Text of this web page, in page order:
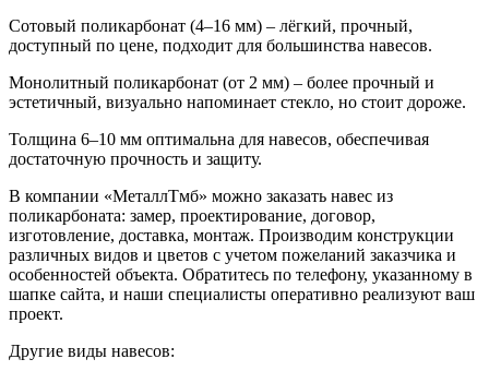
Сотовый поликарбонат (4–16 мм) – лёгкий, прочный,
доступный по цене, подходит для большинства навесов.
Монолитный поликарбонат (от 2 мм) – более прочный и
эстетичный, визуально напоминает стекло, но стоит дороже.
Толщина 6–10 мм оптимальна для навесов, обеспечивая
достаточную прочность и защиту.
В компании «МеталлТмб» можно заказать навес из
поликарбоната: замер, проектирование, договор,
изготовление, доставка, монтаж. Производим конструкции
различных видов и цветов с учетом пожеланий заказчика и
особенностей объекта. Обратитесь по телефону, указанному в
шапке сайта, и наши специалисты оперативно реализуют ваш
проект.
Другие виды навесов: